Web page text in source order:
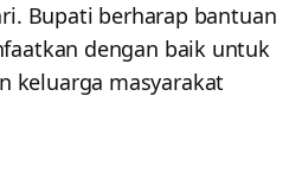
Bupati berharap bantuan
dengan baik untuk
keluarga masyarakat